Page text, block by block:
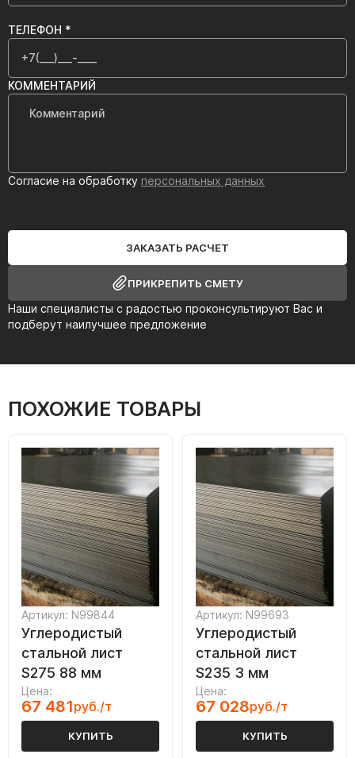
Наши специалисты с радостью проконсультируют Вас и
подберут наилучшее предложение
ТЕЛЕФОН *
КОММЕНТАРИЙ
Согласие на обработку персональных данных
ЗАКАЗАТЬ РАСЧЕТ
ПРИКРЕПИТЬ СМЕТУ
ПОХОЖИЕ ТОВАРЫ
Артикул: N99844
Углеродистый
стальной лист
S275 88 мм
Цена:
67 481руб./т
КУПИТЬ
Артикул: N99693
Углеродистый
стальной лист
S235 3 мм
Цена:
67 028руб./т
КУПИТЬ